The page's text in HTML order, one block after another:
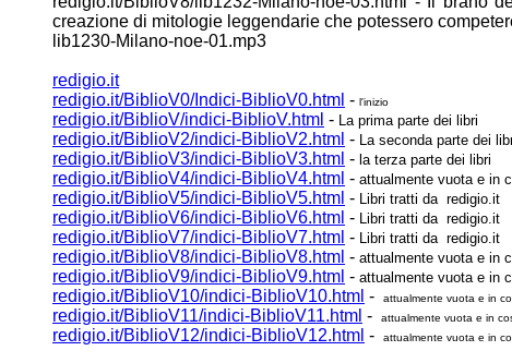
creazione di mitologie leggendarie che potessero
lib1230-Milano-noe-01.mp3
redigio.it
redigio.it/BiblioV0/Indici-BiblioV0.html - l'inizio
redigio.it/BiblioV/indici-BiblioV.html - La prima parte dei libri
redigio.it/BiblioV2/indici-BiblioV2.html - La seconda parte dei
redigio.it/BiblioV3/indici-BiblioV3.html - la terza parte dei libri
redigio.it/BiblioV4/indici-BiblioV4.html - attualmente vuota e in
redigio.it/BiblioV5/indici-BiblioV5.html - Libri tratti da redigio.it
redigio.it/BiblioV6/indici-BiblioV6.html - Libri tratti da redigio.it
redigio.it/BiblioV7/indici-BiblioV7.html - Libri tratti da redigio.it
redigio.it/BiblioV8/indici-BiblioV8.html - attualmente vuota e in
redigio.it/BiblioV9/indici-BiblioV9.html - attualmente vuota e in
redigio.it/BiblioV10/indici-BiblioV10.html - attualmente vuota e in
redigio.it/BiblioV11/indici-BiblioV11.html - attualmente vuota e in
redigio.it/BiblioV12/indici-BiblioV12.html - attualmente vuota e in